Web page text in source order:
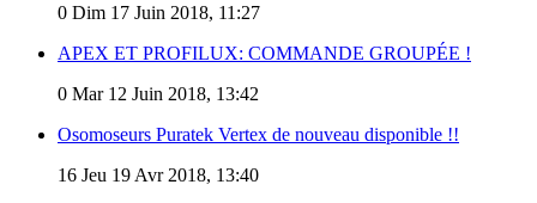
0 Dim 17 Juin 2018, 11:27
APEX ET PROFILUX: COMMANDE GROUPÉE !
0 Mar 12 Juin 2018, 13:42
Osomoseurs Puratek Vertex de nouveau disponible !!
16 Jeu 19 Avr 2018, 13:40